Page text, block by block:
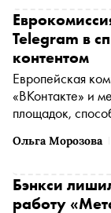
продуктов ‒
запрещена на
оштрафовали на
авторских прав
госпошлины
Ольга Морозова
Telegram в
контентом
Европейская
«ВКонтакте» и
площадок,
наблюдения за
Бэнкси
работу